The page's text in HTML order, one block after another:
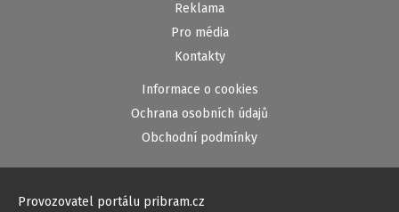
Reklama
Pro média
Kontakty
Informace o cookies
Ochrana osobních údajů
Obchodní podmínky
Provozovatel portálu pribram.cz